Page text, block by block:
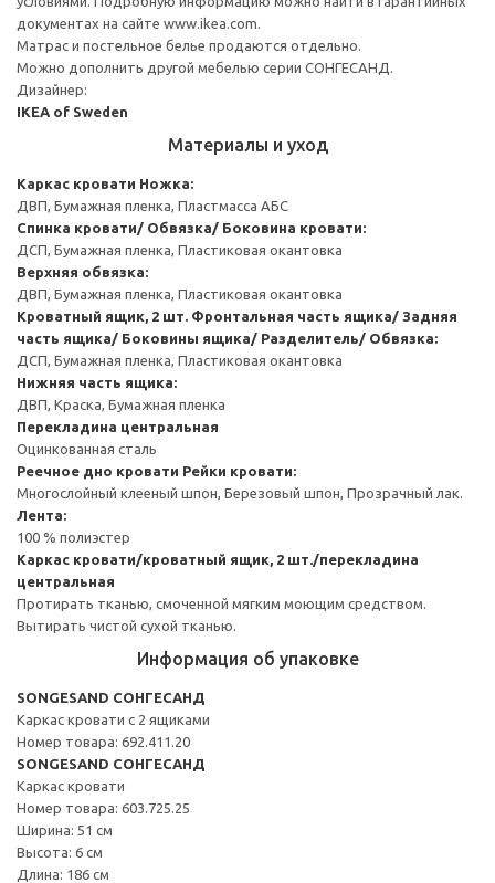
документах на сайте www.ikea.com.
Матрас и постельное белье продаются отдельно.
Можно дополнить другой мебелью серии СОНГЕСАНД.
Дизайнер:
IKEA of Sweden
Материалы и уход
Каркас кровати Ножка:
ДВП, Бумажная пленка, Пластмасса АБС
Спинка кровати/ Обвязка/ Боковина кровати:
ДСП, Бумажная пленка, Пластиковая окантовка
Верхняя обвязка:
ДВП, Бумажная пленка, Пластиковая окантовка
Кроватный ящик, 2 шт. Фронтальная часть ящика/ Задняя
часть ящика/ Боковины ящика/ Разделитель/ Обвязка:
ДСП, Бумажная пленка, Пластиковая окантовка
Нижняя часть ящика:
ДВП, Краска, Бумажная пленка
Перекладина центральная
Оцинкованная сталь
Реечное дно кровати Рейки кровати:
Многослойный клееный шпон, Березовый шпон, Прозрачный лак.
Лента:
100 % полиэстер
Каркас кровати/кроватный ящик, 2 шт./перекладина
центральная
Протирать тканью, смоченной мягким моющим средством.
Вытирать чистой сухой тканью.
Информация об упаковке
SONGESAND СОНГЕСАНД
Каркас кровати с 2 ящиками
Номер товара: 692.411.20
SONGESAND СОНГЕСАНД
Каркас кровати
Номер товара: 603.725.25
Ширина: 51 см
Высота: 6 см
Длина: 186 см